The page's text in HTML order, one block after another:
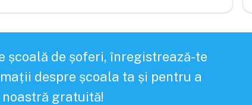
școală de șoferi, înregistrează-te
despre școala ta și pentru a
gratuită!